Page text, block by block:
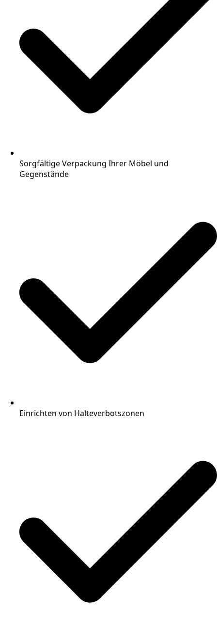
Sorgfältige Verpackung Ihrer Möbel und
Gegenstände
Einrichten von Halteverbotszonen